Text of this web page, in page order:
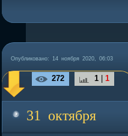
Опубликовано: 14 ноября 2020, 06:03
272 1 1
31 октября